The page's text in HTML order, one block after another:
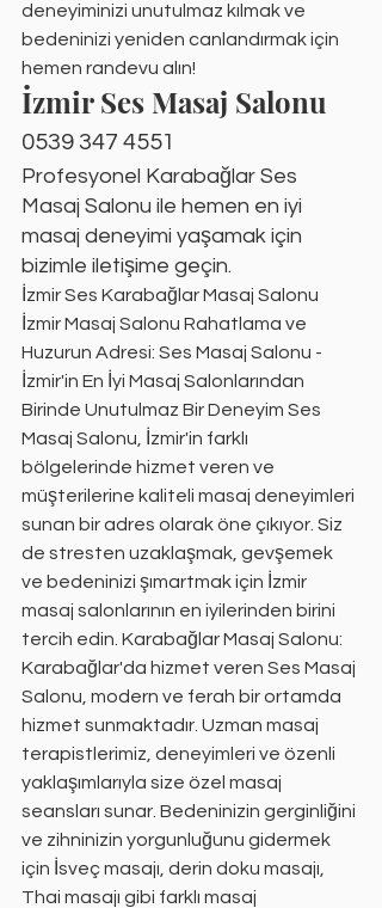
deneyiminizi unutulmaz kılmak ve
bedeninizi yeniden canlandırmak için
hemen randevu alın!
İzmir Ses Masaj Salonu
0539 347 4551
Profesyonel Karabağlar Ses
Masaj Salonu ile hemen en iyi
masaj deneyimi yaşamak için
bizimle iletişime geçin.
İzmir Ses Karabağlar Masaj Salonu
İzmir Masaj Salonu Rahatlama ve
Huzurun Adresi: Ses Masaj Salonu -
İzmir'in En İyi Masaj Salonlarından
Birinde Unutulmaz Bir Deneyim Ses
Masaj Salonu, İzmir'in farklı
bölgelerinde hizmet veren ve
müşterilerine kaliteli masaj deneyimleri
sunan bir adres olarak öne çıkıyor. Siz
de stresten uzaklaşmak, gevşemek
ve bedeninizi şımartmak için İzmir
masaj salonlarının en iyilerinden birini
tercih edin. Karabağlar Masaj Salonu:
Karabağlar'da hizmet veren Ses Masaj
Salonu, modern ve ferah bir ortamda
hizmet sunmaktadır. Uzman masaj
terapistlerimiz, deneyimleri ve özenli
yaklaşımlarıyla size özel masaj
seansları sunar. Bedeninizin gerginliğini
ve zihninizin yorgunluğunu gidermek
için İsveç masajı, derin doku masajı,
Thai masajı gibi farklı masaj